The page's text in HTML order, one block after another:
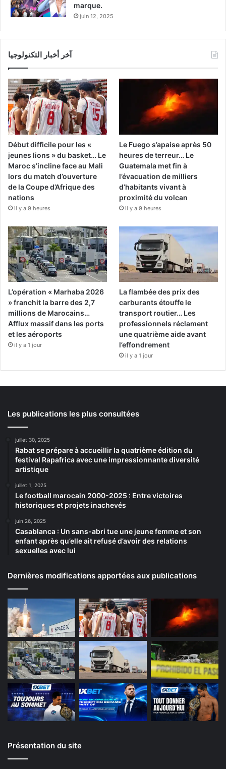
marque.
juin 12, 2025
آخر أخبار التكنولوجيا
Début difficile pour les «
jeunes lions » du basket… Le
Maroc s’incline face au Mali
lors du match d’ouverture
de la Coupe d’Afrique des
nations
il y a 9 heures
Le Fuego s’apaise après 50
heures de terreur… Le
Guatemala met fin à
l’évacuation de milliers
d’habitants vivant à
proximité du volcan
il y a 9 heures
L’opération « Marhaba 2026
» franchit la barre des 2,7
millions de Marocains…
Afflux massif dans les ports
et les aéroports
il y a 1 jour
La flambée des prix des
carburants étouffe le
transport routier… Les
professionnels réclament
une quatrième aide avant
l’effondrement
il y a 1 jour
Les publications les plus consultées
juillet 30, 2025
Rabat se prépare à accueillir la quatrième édition du
festival Rapafrica avec une impressionnante diversité
artistique
juillet 1, 2025
Le football marocain 2000-2025 : Entre victoires
historiques et projets inachevés
juin 26, 2025
Casablanca : Un sans-abri tue une jeune femme et son
enfant après qu’elle ait refusé d’avoir des relations
sexuelles avec lui
Dernières modifications apportées aux publications
Présentation du site